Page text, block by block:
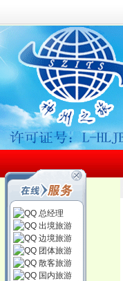
总经理
出境旅游
边境旅游
团体旅游
散客旅游
国内旅游